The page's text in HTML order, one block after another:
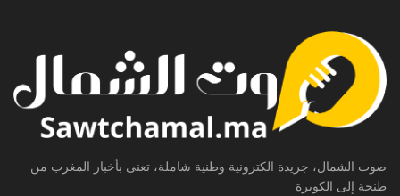
صوت الشمال، جريدة الكترونية وطنية شاملة، تعنى بأخبار المغرب من
طنجة إلى الكويرة